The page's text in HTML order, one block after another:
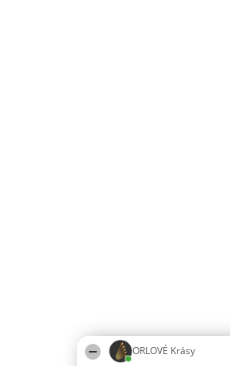
ORLOVÉ Krásy